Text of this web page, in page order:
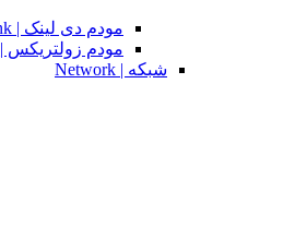
مودم دی لینک | D-Link
مودم زولتریکس | Zoltrix
شبکه | Network